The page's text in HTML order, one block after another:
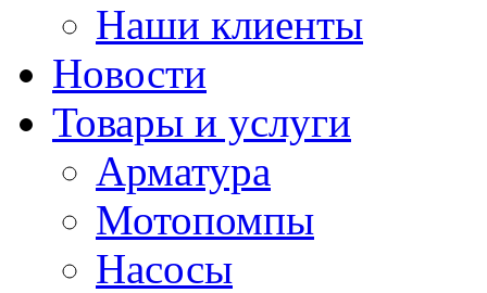
Наши клиенты
Новости
Товары и услуги
Арматура
Мотопомпы
Насосы